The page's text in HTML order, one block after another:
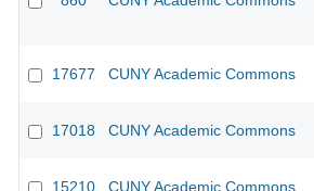
17677 CUNY Academic Commons
17018 CUNY Academic Commons
15210 CUNY Academic Commons